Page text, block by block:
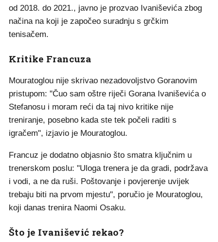
od 2018. do 2021., javno je prozvao Ivaniševića zbog
načina na koji je započeo suradnju s grčkim
tenisačem.
Kritike Francuza
Mouratoglou nije skrivao nezadovoljstvo Goranovim
pristupom: "Čuo sam oštre riječi Gorana Ivaniševića o
Stefanosu i moram reći da taj nivo kritike nije
treniranje, posebno kada ste tek počeli raditi s
igračem", izjavio je Mouratoglou.
Francuz je dodatno objasnio što smatra ključnim u
trenerskom poslu: "Uloga trenera je da gradi, podržava
i vodi, a ne da ruši. Poštovanje i povjerenje uvijek
trebaju biti na prvom mjestu", poručio je Mouratoglou,
koji danas trenira Naomi Osaku.
Što je Ivanišević rekao?